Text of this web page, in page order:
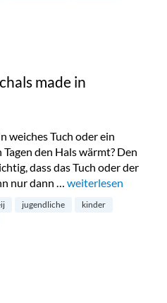
made in
weiches Tuch oder ein
den Hals wärmt? Den
dass das Tuch oder der
nur dann … „Heij – Tücher und
weiterlesen
jugendliche
kinder